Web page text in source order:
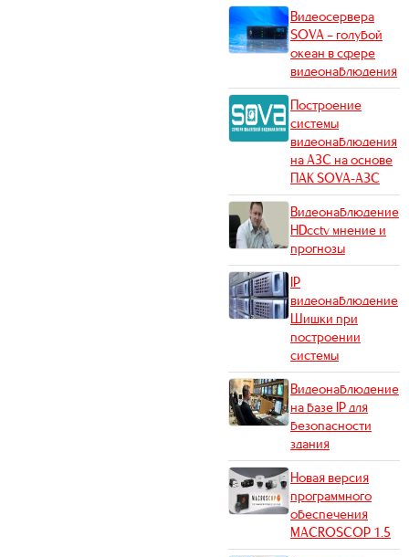
Видеосервера
SOVA – голубой
океан в сфере
видеонаблюдения
Построение
системы
видеонаблюдения
на АЗС на основе
ПАК SOVA-АЗС
Видеонаблюдение
HDcctv мнение и
прогнозы
IР
видеонаблюдение
Шишки при
построении
системы
Видеонаблюдение
на базе IP для
безопасности
здания
Новая версия
программного
обеспечения
MACROSCOP 1.5